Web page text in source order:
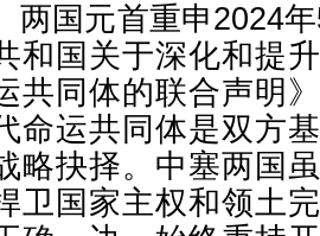
两国元首重申2024
和国关于深化和提
共同体的联合声明
命运共同体是双方
略抉择。中塞两国
卫国家主权和领土